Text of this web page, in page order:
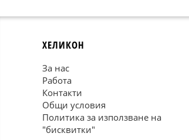
ХЕЛИКОН
За нас
Работа
Контакти
Общи условия
Политика за използване на
"бисквитки"